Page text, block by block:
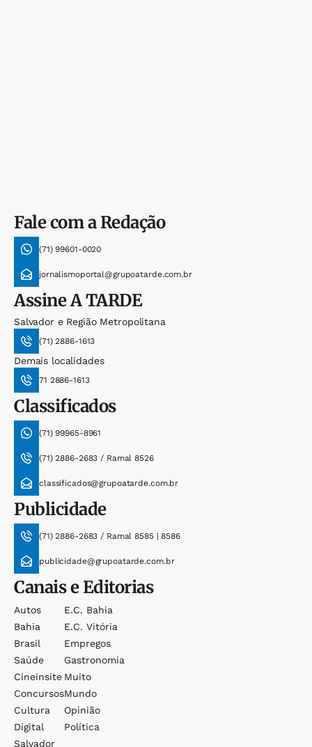
Fale com a Redação
(71) 99601-0020
jornalismoportal@grupoatarde.com.br
AssineA TARDE
Salvador e Região Metropolitana
(71) 2886-1613
Demais localidades
71 2886-1613
Classificados
(71) 99965-8961
(71) 2886-2683 / Ramal 8526
classificados@grupoatarde.com.br
Publicidade
(71) 2886-2683 / Ramal 8585 | 8586
publicidade@grupoatarde.com.br
Canais e Editorias
Autos
Bahia
Brasil
Saúde
Cineinsite
Concursos
Cultura
Digital
Salvador
E.c. Bahia
E.c. Vitória
Empregos
Gastronomia
Muito
Mundo
Opinião
Política